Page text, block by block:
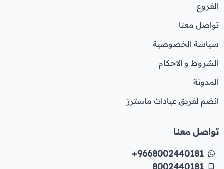
الفروع
تواصل معنا
سياسة الخصوصية
الشروط و الاحكام
المدونة
انضم لفريق عيادات ماسترز
تواصل معنا
+9668002440181
8002440181